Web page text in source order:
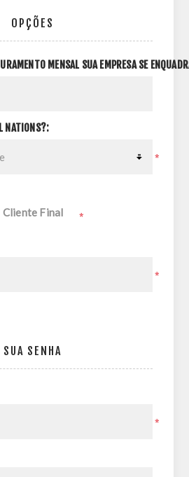
OPÇÕES
MENSAL SUA EMPRESA SE
NATIONS?:
*
Cliente Final *
*
SUA SENHA
*